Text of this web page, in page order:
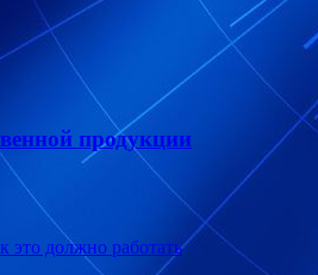
продукции
должно работать